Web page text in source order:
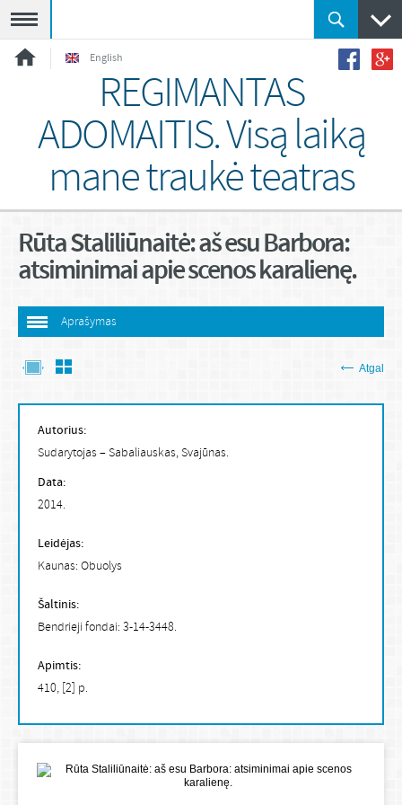
English
REGIMANTAS
ADOMAITIS. Visą laiką
mane traukė teatras
Rūta Staliliūnaitė: aš esu Barbora:
atsiminimai apie scenos karalienę.
Aprašymas
Atgal
Autorius:
Sudarytojas – Sabaliauskas, Svajūnas.
Data:
2014.
Leidėjas:
Kaunas: Obuolys
Šaltinis:
Bendrieji fondai: 3-14-3448.
Apimtis:
410, [2] p.